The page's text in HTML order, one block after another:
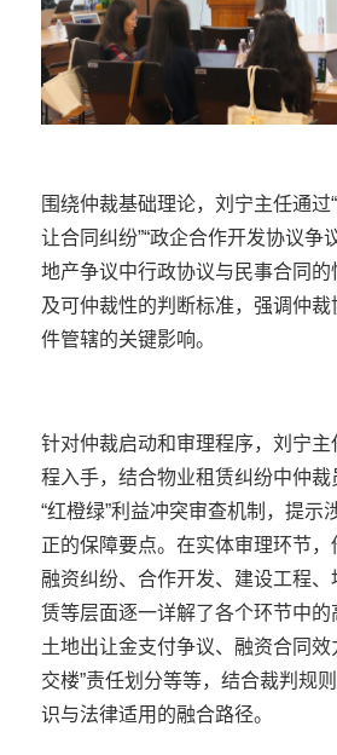
围绕仲裁基础理论，刘宁主任通过
让合同纠纷”“政企合作开发协议争
地产争议中行政协议与民事合同的
及可仲裁性的判断标准，强调仲
件管辖的关键影响。
针对仲裁启动和审理程序，刘宁
程入手，结合物业租赁纠纷中仲
“红橙绿”利益冲突审查机制，提示
正的保障要点。在实体审理环节，
融资纠纷、合作开发、建设工程、
赁等层面逐一详解了各个环节中的
土地出让金支付争议、融资合同效
交楼”责任划分等等，结合裁判规
识与法律适用的融合路径。